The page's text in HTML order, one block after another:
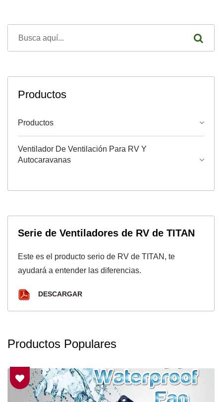
Productos
Productos
Ventilador De Ventilación Para RV Y
Autocaravanas
Serie de Ventiladores de RV de TITAN
Este es el producto serio de RV de TITAN, te
ayudará a entender las diferencias.
DESCARGAR
Productos Populares